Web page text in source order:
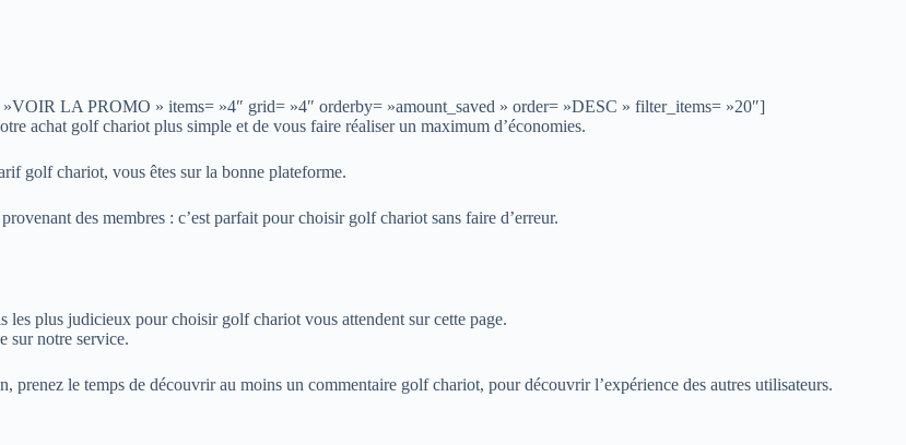
LA PROMO » items= »4″ grid= »4″ orderby= »amount_saved » order= »DESC » filter_items= »20″]
achat golf chariot plus simple et de vous faire réaliser un maximum d’économies.
golf chariot, vous êtes sur la bonne plateforme.
des membres : c’est parfait pour choisir golf chariot sans faire d’erreur.
les plus judicieux pour choisir golf chariot vous attendent sur cette page.
sur notre service.
le temps de découvrir au moins un commentaire golf chariot, pour découvrir l’expérience des autres utilisateurs.